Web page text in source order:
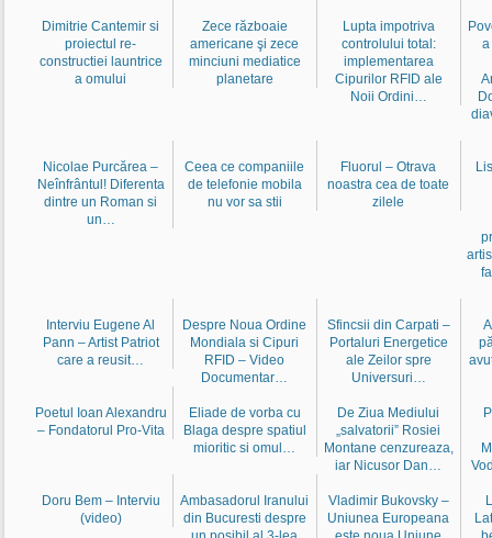
Dimitrie Cantemir si
proiectul re-
constructiei launtrice
a omului
Zece războaie
americane şi zece
minciuni mediatice
planetare
Lupta impotriva
controlului total:
implementarea
Cipurilor RFID ale
Noii Ordini…
Nicolae Purcărea –
Neînfrântul! Diferenta
dintre un Roman si
un…
Ceea ce companiile
de telefonie mobila
nu vor sa stii
Fluorul – Otrava
noastra cea de toate
zilele
Interviu Eugene Al
Pann – Artist Patriot
care a reusit…
Despre Noua Ordine
Mondiala si Cipuri
RFID – Video
Documentar…
Sfincsii din Carpati –
Portaluri Energetice
ale Zeilor spre
Universuri…
Poetul Ioan Alexandru
– Fondatorul Pro-Vita
Eliade de vorba cu
Blaga despre spatiul
mioritic si omul…
De Ziua Mediului
„salvatorii” Rosiei
Montane cenzureaza,
iar Nicusor Dan…
Doru Bem – Interviu
(video)
Ambasadorul Iranului
din Bucuresti despre
Vladimir Bukovsky –
Uniunea Europeana